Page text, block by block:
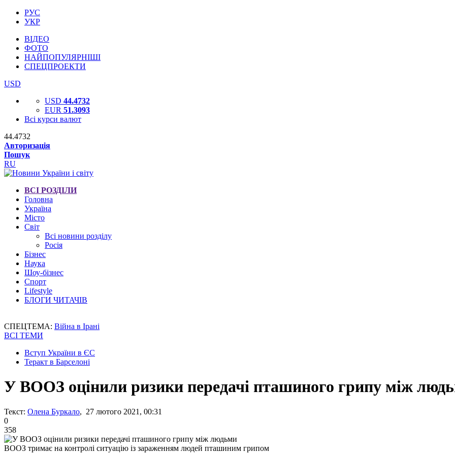
РУС
УКР
ВІДЕО
ФОТО
НАЙПОПУЛЯРНІШІ
СПЕЦПРОЕКТИ
USD
USD 44.4732
EUR 51.3093
Всі курси валют
44.4732
Авторизація
Пошук
RU
ВСІ РОЗДІЛИ
Головна
Україна
Місто
Світ
Всі новини розділу
Росія
Бізнес
Наука
Шоу-бізнес
Спорт
Lifestyle
БЛОГИ ЧИТАЧІВ
СПЕЦТЕМА: Війна в Ірані
ВСІ ТЕМИ
Вступ України в ЄС
Теракт в Барселоні
У ВООЗ оцінили ризики передачі пташиного грипу між
Текст: Олена Буркало, 27 лютого 2021, 00:31
0
358
ВООЗ тримає на контролі ситуацію із зараженням людей пташиним грипом